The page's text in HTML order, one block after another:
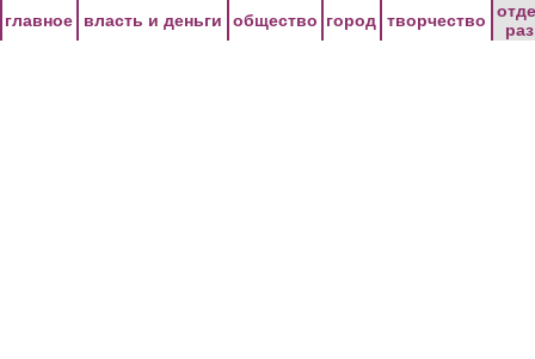
главное власть и деньги общество город творчество